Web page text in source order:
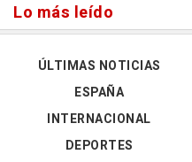
Lo más leído
ÚLTIMAS NOTICIAS
ESPAÑA
INTERNACIONAL
DEPORTES